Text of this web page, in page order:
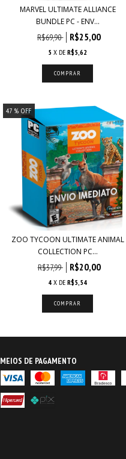
MARVEL ULTIMATE ALLIANCE
BUNDLE PC - ENV...
R$69,90 R$25,00
5 X DER$5,62
47% OFF
ZOO TYCOON ULTIMATE ANIMAL
COLLECTION PC...
R$37,99 R$20,00
4 X DER$5,54
MEIOS DE PAGAMENTO